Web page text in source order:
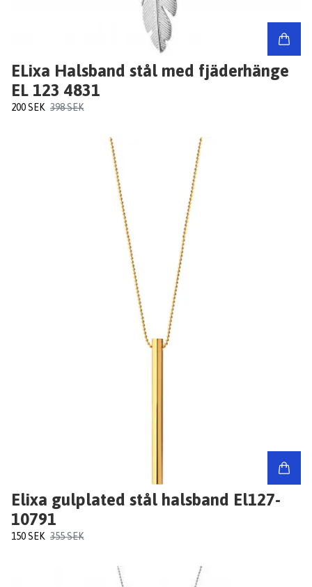
ELixa Halsband stål med fjäderhänge
EL 123 4831
200 SEK 398 SEK
Elixa gulplated stål halsband El127-
10791
150 SEK 355 SEK